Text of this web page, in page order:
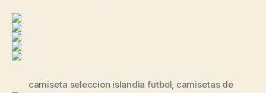
camiseta seleccion islandia futbol, camisetas de